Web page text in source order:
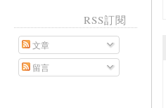
RSS訂閱
文章
留言